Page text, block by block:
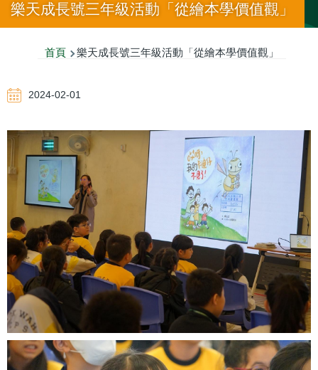
樂天成長號三年級活動「從繪本學價值觀」
連
結
首頁 樂天成長號三年級活動「從繪本學價值觀」
2024-02-01